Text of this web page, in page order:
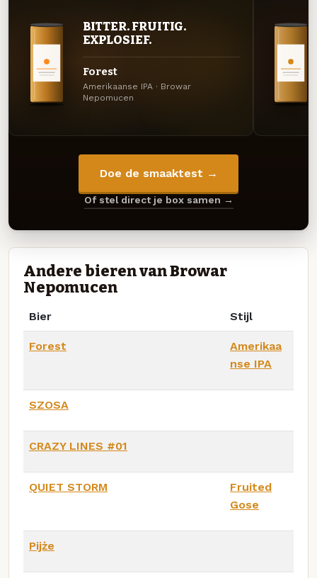
BITTER. FRUITIG.
EXPLOSIEF.
Forest
Amerikaanse IPA · Browar
Nepomucen
Doe de smaaktest →
Of stel direct je box samen →
Andere bieren van Browar
Nepomucen
Bier Stijl
Forest
Amerikaa
nse IPA
SZOSA
CRAZY LINES #01
QUIET STORM
Fruited
Gose
Pijże